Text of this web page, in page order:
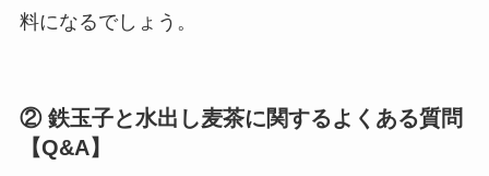
料になるでしょう。
② 鉄玉子と水出し麦茶に関するよくある質問
【Q&A】